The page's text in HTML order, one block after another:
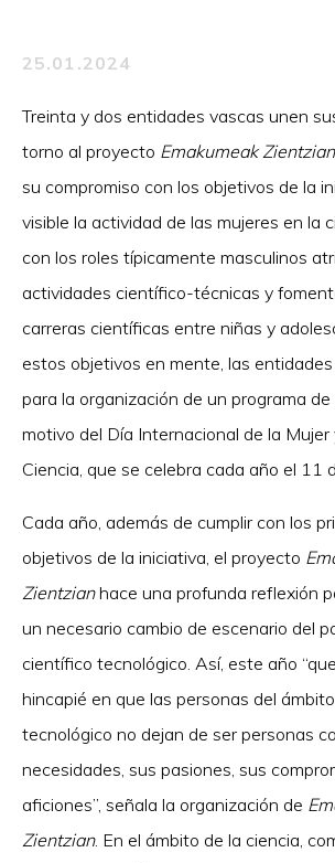
25.01.2024
Treinta y dos entidades vascas unen
torno al proyecto Emakumeak Zientzian
su compromiso con los objetivos de la
visible la actividad de las mujeres en la
con los roles típicamente masculinos
actividades científico-técnicas y
carreras científicas entre niñas y
estos objetivos en mente, las
para la organización de un programa
motivo del Día Internacional de la Mujer
Ciencia, que se celebra cada año el 11
Cada año, además de cumplir con los
objetivos de la iniciativa, el proyecto
Zientzianhace una profunda reflexión
un necesario cambio de escenario del
científico tecnológico. Así, este año
hincapié en que las personas del
tecnológico no dejan de ser personas
necesidades, sus pasiones, sus
aficiones”, señala la organización de
Zientzian. En el ámbito de la ciencia,